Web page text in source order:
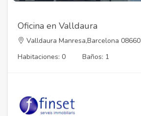
Oficina en Valldaura
Valldaura Manresa,Barcelona 08660
Habitaciones: 0
Baños: 1